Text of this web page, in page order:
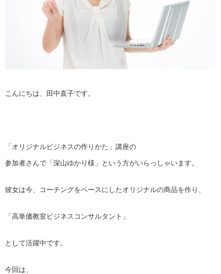
こんにちは、田中直子です。
「オリジナルビジネスの作りかた」講座の
参加者さんで「深山ゆかり様」という方がいらっしゃいます。
彼女は今、コーチングをベースにしたオリジナルの商品を作り、
「高単価教室ビジネスコンサルタント」
として活躍中です。
今回は、